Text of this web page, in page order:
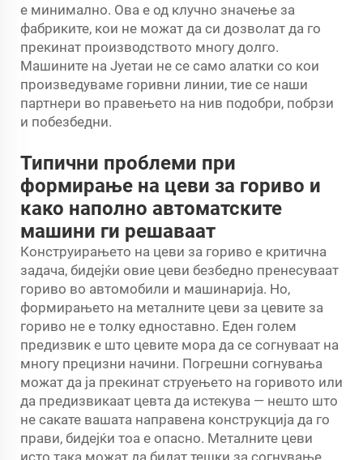
е минимално. Ова е од клучно значење за
фабриките, кои не можат да си дозволат да го
прекинат производството многу долго.
Машините на Јуетаи не се само алатки со кои
произведуваме горивни линии, тие се наши
партнери во правењето на нив подобри, побрзи
и побезбедни.
Типични проблеми при
формирање на цеви за гориво и
како наполно автоматските
машини ги решаваат
Конструирањето на цеви за гориво е критична
задача, бидејќи овие цеви безбедно пренесуваат
гориво во автомобили и машинарија. Но,
формирањето на металните цеви за цевите за
гориво не е толку едноставно. Еден голем
предизвик е што цевите мора да се согнуваат на
многу прецизни начини. Погрешни согнувања
можат да ја прекинат струењето на горивото или
да предизвикаат цевта да истекува — нешто што
не сакате вашата направена конструкција да го
прави, бидејќи тоа е опасно. Металните цеви
исто така можат да бидат тешки за согнување